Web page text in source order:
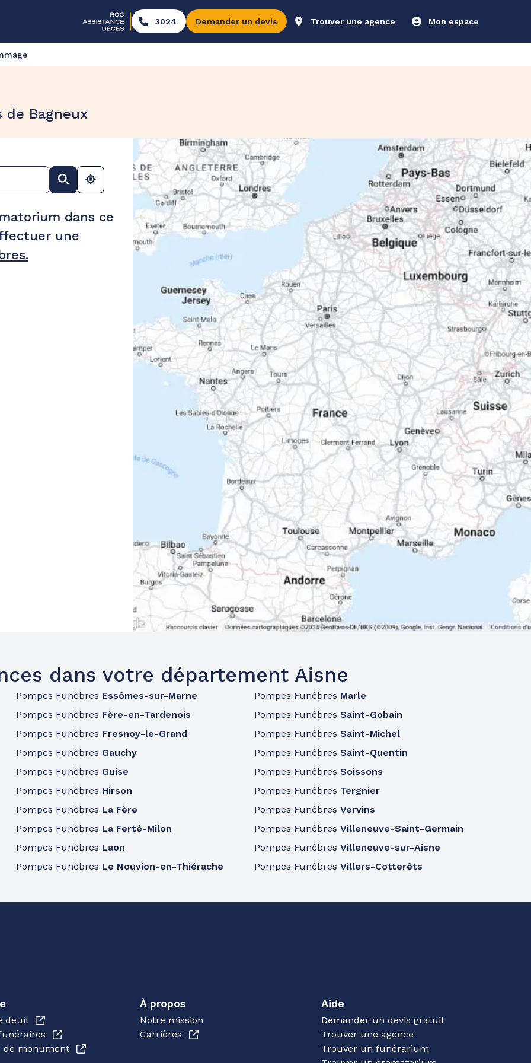
3024 Demander un devis Trouver une agence Mon espace
Bagneux
dans ce
une
dans votre département Aisne
Pompes Funèbres Essômes-sur-Marne
Pompes Funèbres Fère-en-Tardenois
Pompes Funèbres Fresnoy-le-Grand
Pompes Funèbres Gauchy
Pompes Funèbres Guise
Pompes Funèbres Hirson
Pompes Funèbres La Fère
Pompes Funèbres La Ferté-Milon
Pompes Funèbres Laon
Pompes Funèbres Le Nouvion-en-Thiérache
Pompes Funèbres Marle
Pompes FunèbresSaint-Gobain
Pompes FunèbresSaint-Michel
Pompes FunèbresSaint-Quentin
Pompes FunèbresSoissons
Pompes Funèbres Tergnier
Pompes FunèbresVervins
Pompes FunèbresVilleneuve-Saint-Germain
Pompes FunèbresVilleneuve-sur-Aisne
Pompes FunèbresVillers-Cotterêts
deuil
de monument
À propos
Notre mission
Carrières
Aide
Demander un devis gratuit
Trouver une agence
Trouver un funérarium